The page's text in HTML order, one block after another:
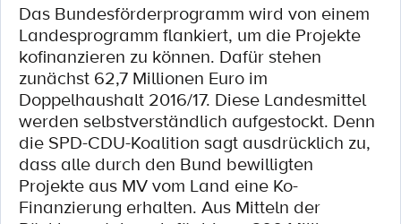
Das Bundesförderprogramm wird von einem
Landesprogramm flankiert, um die Projekte
kofinanzieren zu können. Dafür stehen
zunächst 62,7 Millionen Euro im
Doppelhaushalt 2016/17. Diese Landesmittel
werden selbstverständlich aufgestockt. Denn
die SPD-CDU-Koalition sagt ausdrücklich zu,
dass alle durch den Bund bewilligten
Projekte aus MV vom Land eine Ko-
Finanzierung erhalten. Aus Mitteln der